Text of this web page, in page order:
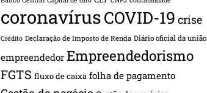
coronavírusCOVID-19 crise
Crédito Declaração de Imposto de Renda Diário oficial da união
empreendedor Empreendedorismo
FGTS fluxo de caixa folha de pagamento